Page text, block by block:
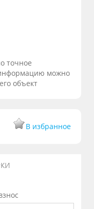
точное
можно
объект
В избранное